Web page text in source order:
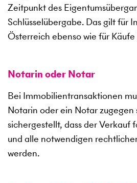
Zeitpunkt des
Schlüsselübergabe. Das gilt für
Österreich ebenso wie für
Notarin oder Notar
Bei Immobilientransaktionen
Notarin oder ein Notar zugegen
sichergestellt, dass der Verkauf
und alle notwendigen
werden.